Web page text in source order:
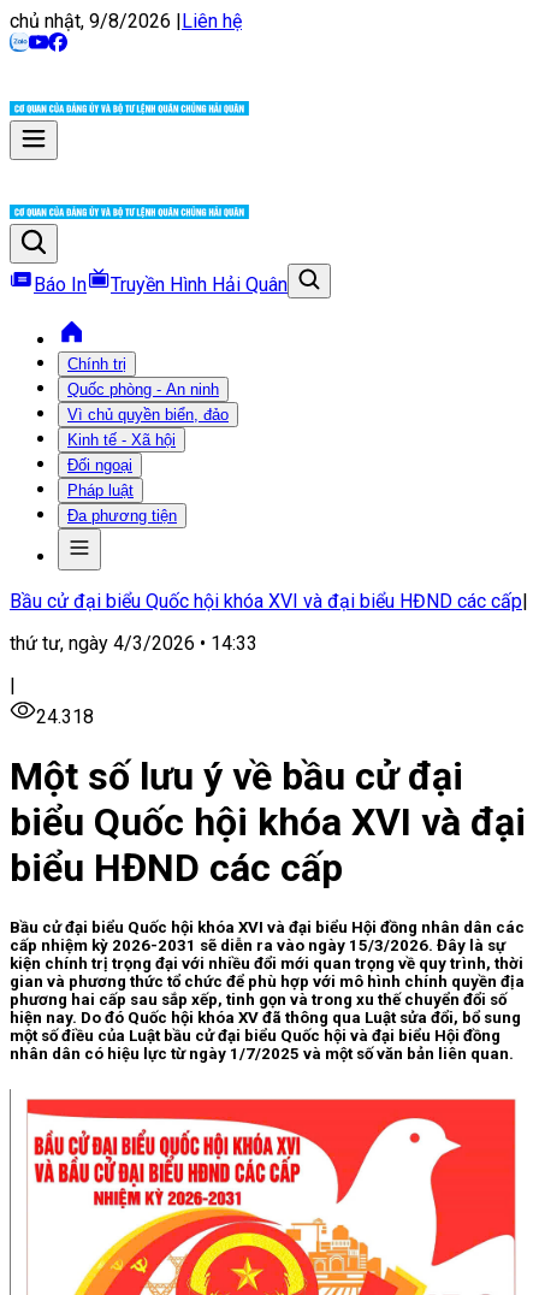
chủ nhật, 9/8/2026 |Liên hệ
Báo In Truyền Hình Hải Quân
Chính trị
Quốc phòng - An ninh
Vì chủ quyền biển, đảo
Kinh tế - Xã hội
Đối ngoại
Pháp luật
Đa phương tiện
Bầu cử đại biểu Quốc hội khóa XVI và đại biểu HĐND các cấp|
thứ tư, ngày 4/3/2026 • 14:33
|
24.318
Một số lưu ý về bầu cử đại
biểu Quốc hội khóa XVI và đại
biểu HĐND các cấp
Bầu cử đại biểu Quốc hội khóa XVI và đại biểu Hội đồng nhân dân các
cấp nhiệm kỳ 2026-2031 sẽ diễn ra vào ngày 15/3/2026. Đây là sự
kiện chính trị trọng đại với nhiều đổi mới quan trọng về quy trình, thời
gian và phương thức tổ chức để phù hợp với mô hình chính quyền địa
phương hai cấp sau sắp xếp, tinh gọn và trong xu thế chuyển đổi số
hiện nay. Do đó Quốc hội khóa XV đã thông qua Luật sửa đổi, bổ sung
một số điều của Luật bầu cử đại biểu Quốc hội và đại biểu Hội đồng
nhân dân có hiệu lực từ ngày 1/7/2025 và một số văn bản liên quan.